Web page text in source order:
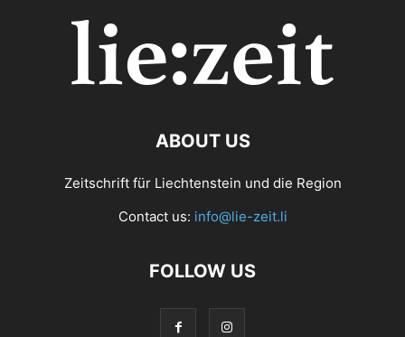
ABOUT US
Zeitschrift für Liechtenstein und die Region
Contact us: info@lie-zeit.li
FOLLOW US